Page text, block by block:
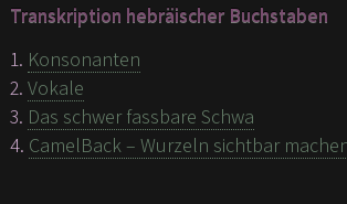
Transkription hebräischer Buchstaben
1. Konsonanten
2. Vokale
3. Das schwer fassbare Schwa
4. CamelBack – Wurzeln sichtbar